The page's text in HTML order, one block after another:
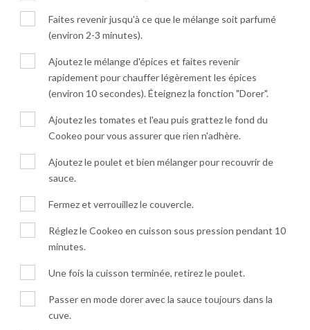
Faites revenir jusqu'à ce que le mélange soit parfumé
(environ 2-3 minutes).
Ajoutez le mélange d'épices et faites revenir
rapidement pour chauffer légèrement les épices
(environ 10 secondes). Éteignez la fonction "Dorer".
Ajoutez les tomates et l'eau puis grattez le fond du
Cookeo pour vous assurer que rien n'adhère.
Ajoutez le poulet et bien mélanger pour recouvrir de
sauce.
Fermez et verrouillez le couvercle.
Réglez le Cookeo en cuisson sous pression pendant 10
minutes.
Une fois la cuisson terminée, retirez le poulet.
Passer en mode dorer avec la sauce toujours dans la
cuve.